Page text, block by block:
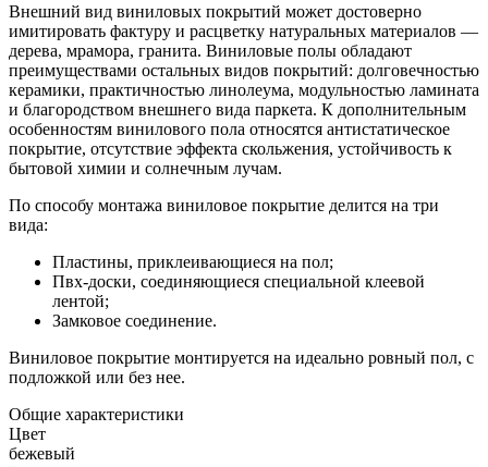
Внешний вид виниловых покрытий может достоверно
имитировать фактуру и расцветку натуральных материалов —
дерева, мрамора, гранита. Виниловые полы обладают
преимуществами остальных видов покрытий: долговечностью
керамики, практичностью линолеума, модульностью ламината
и благородством внешнего вида паркета. К дополнительным
особенностям винилового пола относятся антистатическое
покрытие, отсутствие эффекта скольжения, устойчивость к
бытовой химии и солнечным лучам.
По способу монтажа виниловое покрытие делится на три
вида:
Пластины, приклеивающиеся на пол;
Пвх-доски, соединяющиеся специальной клеевой
лентой;
Замковое соединение.
Виниловое покрытие монтируется на идеально ровный пол, с
подложкой или без нее.
Общие характеристики
Цвет
бежевый